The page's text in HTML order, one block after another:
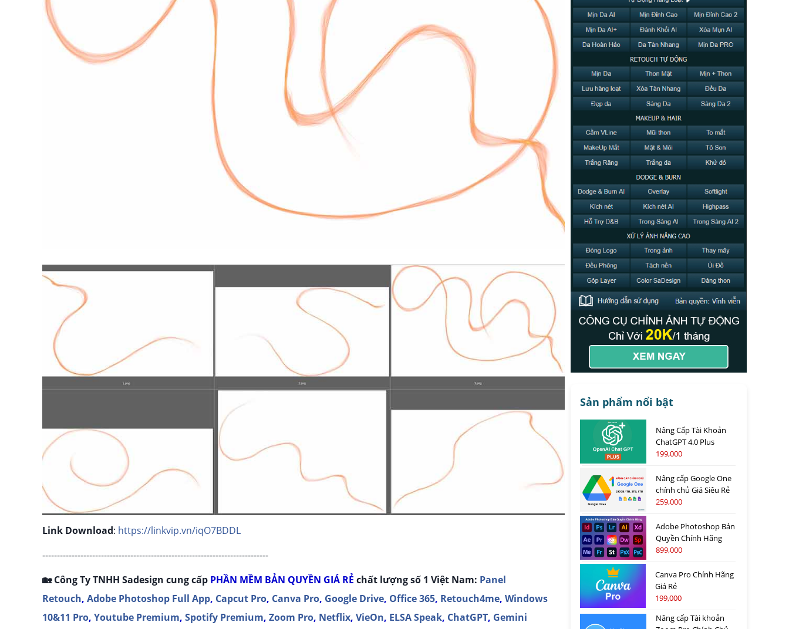
Link Download: https://linkvip.vn/iqO7BDDL
-----------------------------------------------------------------------------
🏡 Công Ty TNHH Sadesign cung cấp PHẦN MỀM BẢN QUYỀN GIÁ RẺ chất lượng số 1 Việt Nam: Panel
Retouch, Adobe Photoshop Full App, Capcut Pro, Canva Pro, Google Drive, Office 365, Retouch4me, Windows
10&11 Pro, Youtube Premium, Spotify Premium, Zoom Pro, Netflix, VieOn, ELSA Speak, ChatGPT, Gemini
Sản phẩm nổi bật
Nâng Cấp Tài Khoản
ChatGPT 4.0 Plus
199,000
Nâng cấp Google One
chính chủ Giá Siêu Rẻ
259,000
Adobe Photoshop Bản
Quyền Chính Hãng
899,000
Canva Pro Chính Hãng
Giá Rẻ
199,000
Nâng cấp Tài khoản